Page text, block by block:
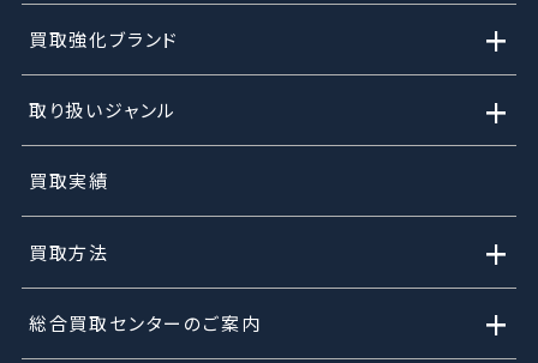
買取強化ブランド +
取り扱いジャンル +
買取実績
買取方法 +
総合買取センターのご案内 +